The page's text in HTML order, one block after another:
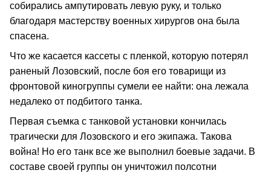
собирались ампутировать левую руку, и только
благодаря мастерству военных хирургов она была
спасена.
Что же касается кассеты с пленкой, которую потерял
раненый Лозовский, после боя его товарищи из
фронтовой киногруппы сумели ее найти: она лежала
недалеко от подбитого танка.
Первая съемка с танковой установки кончилась
трагически для Лозовского и его экипажа. Такова
война! Но его танк все же выполнил боевые задачи. В
составе своей группы он уничтожил полсотни